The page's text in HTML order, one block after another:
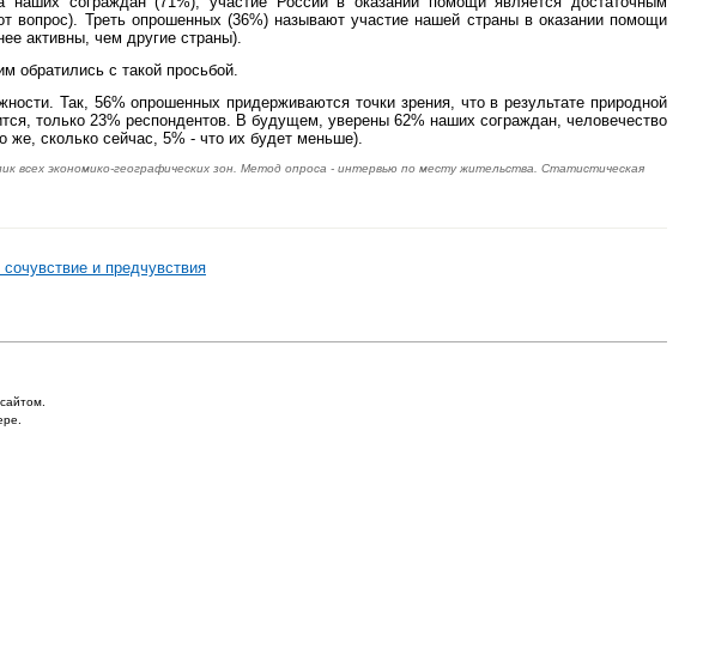
вопрос). Треть опрошенных (36%) называют участие нашей страны в оказании помощи
активны, чем другие страны).
обратились с такой просьбой.
Так, 56% опрошенных придерживаются точки зрения, что в результате природной
только 23% респондентов. В будущем, уверены 62% наших сограждан, человечество
же, сколько сейчас, 5% - что их будет меньше).
всех экономико-географических зон. Метод опроса - интервью по месту жительства. Статистическая
и предчувствия